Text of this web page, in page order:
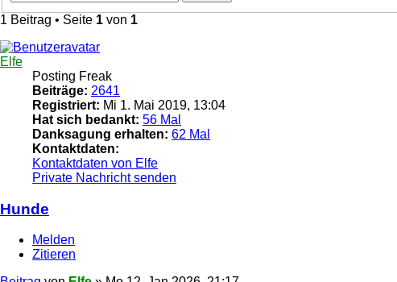
1 Beitrag • Seite 1 von 1
Elfe
Posting Freak
Beiträge: 2641
Registriert: Mi 1. Mai 2019, 13:04
Hat sich bedankt: 56 Mal
Danksagung erhalten: 62 Mal
Kontaktdaten:
Kontaktdaten von Elfe
Private Nachricht senden
Hunde
Melden
Zitieren